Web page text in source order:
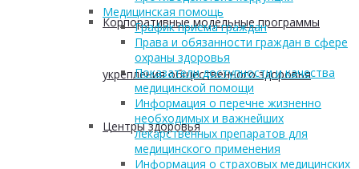
Корпоративные модельные программы
укрепления общественного здоровья
Центры здоровья
Медицинская помощь
График приема граждан
Права и обязанности граждан в сфере
охраны здоровья
Показатели доступности и качества
медицинской помощи
Информация о перечне жизненно
необходимых и важнейших
лекарственных препаратов для
медицинского применения
Информация о страховых медицинских